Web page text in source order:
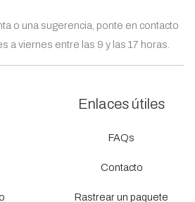
o una sugerencia, ponte en contacto
a viernes entre las 9 y las 17 horas.
Enlaces útiles
FAQs
Contacto
Rastrear un paquete